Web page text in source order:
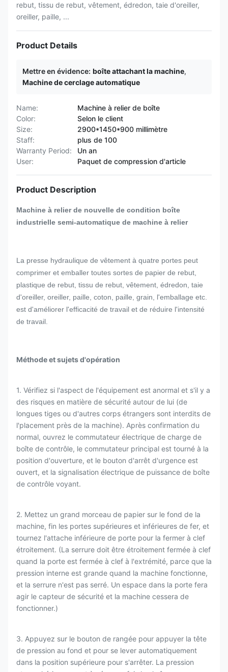
rebut, tissu de rebut, vêtement, édredon, taie d'oreiller,
oreiller, paille, ...
Product Details
Mettre en évidence: boîte attachant la machine,
Machine de cerclage automatique
Name:
Machine à relier de boîte
Color:
Selon le client
Size:
2900*1450*900 millimètre
Staff:
plus de 100
Warranty Period:
Un an
User:
Paquet de compression d'article
Product Description
Machine à relier de nouvelle de condition boîte
industrielle semi-automatique de machine à relier
La presse hydraulique de vêtement à quatre portes peut
comprimer et emballer toutes sortes de papier de rebut,
plastique de rebut, tissu de rebut, vêtement, édredon, taie
d'oreiller, oreiller, paille, coton, paille, grain, l'emballage etc.
est d'améliorer l'efficacité de travail et de réduire l'intensité
de travail.
Méthode et sujets d'opération
1. Vérifiez si l'aspect de l'équipement est anormal et s'il y a
des risques en matière de sécurité autour de lui (de
longues tiges ou d'autres corps étrangers sont interdits de
l'placement près de la machine). Après confirmation du
normal, ouvrez le commutateur électrique de charge de
boîte de contrôle, le commutateur principal est tourné à la
position d'ouverture, et le bouton d'arrêt d'urgence est
ouvert, et la signalisation électrique de puissance de boîte
de contrôle voyant.
2. Mettez un grand morceau de papier sur le fond de la
machine, fin les portes supérieures et inférieures de fer, et
tournez l'attache inférieure de porte pour la fermer à clef
étroitement. (La serrure doit être étroitement fermée à clef
quand la porte est fermée à clef à l'extrémité, parce que la
pression interne est grande quand la machine fonctionne,
et la serrure n'est pas serré. Un espace dans la porte fera
agir le capteur de sécurité et la machine cessera de
fonctionner.)
3. Appuyez sur le bouton de rangée pour appuyer la tête
de pression au fond et pour se lever automatiquement
dans la position supérieure pour s'arrêter. La pression